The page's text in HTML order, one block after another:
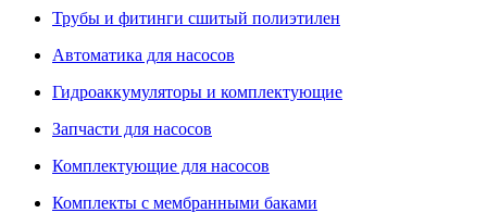
Трубы и фитинги сшитый полиэтилен
Автоматика для насосов
Гидроаккумуляторы и комплектующие
Запчасти для насосов
Комплектующие для насосов
Комплекты с мембранными баками